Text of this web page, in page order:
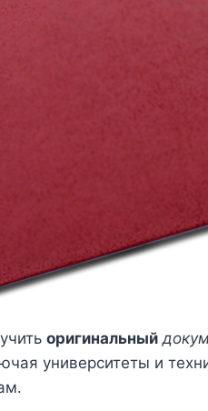
оригинальный
университеты и